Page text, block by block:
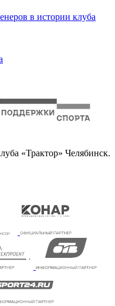
в истории клуба
«Трактор» Челябинск.